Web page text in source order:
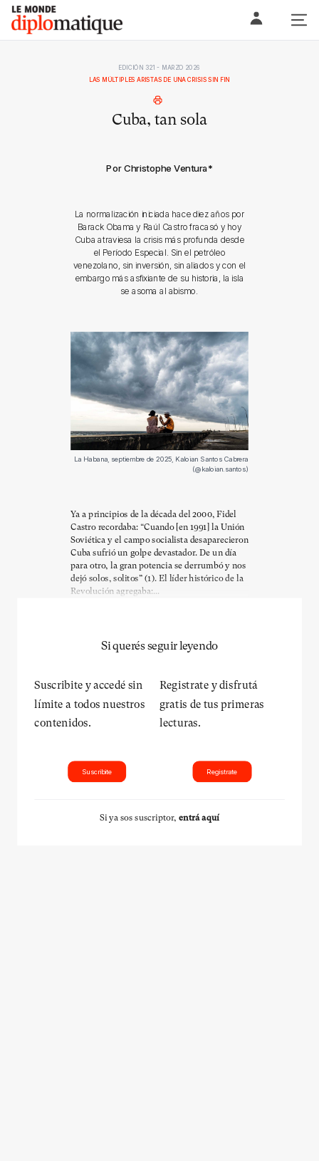
Skip
content
Le monde diplomatique
EDICIÓN 321 - MARZO 2026
LAS MÚLTIPLES ARISTAS DE UNA CRISIS SIN FIN
Cuba, tan sola
Por Christophe Ventura*
La normalización iniciada hace diez años por
Barack Obama y Raúl Castro fracasó y hoy
Cuba atraviesa la crisis más profunda desde
el Período Especial. Sin el petróleo
venezolano, sin inversión, sin aliados y con el
embargo más asfixiante de su historia, la isla
se asoma al abismo.
La Habana, septiembre de 2025, Kaloian Santos Cabrera
(@kaloian.santos)
Ya a principios de la década del 2000, Fidel
Castro recordaba: “Cuando [en 1991] la Unión
Soviética y el campo socialista desaparecieron
Cuba sufrió un golpe devastador. De un día
para otro, la gran potencia se derrumbó y nos
dejó solos, solitos” (1). El líder histórico de la
Revolución agregaba:...
Si querés seguir leyendo
Suscribite y accedé sin
límite a todos nuestros
contenidos.
Suscribite
Registrate y disfrutá
gratis de tus primeras
lecturas.
Registrate
Si ya sos suscriptor, entrá aquí